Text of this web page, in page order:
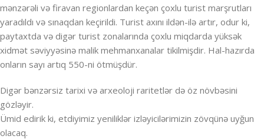
mənzərəli və firavan regionlardan keçən çoxlu turist marşrutları
yaradıldı və sınaqdan keçirildi. Turist axını ildən-ilə artır, odur ki,
paytaxtda və digər turist zonalarında çoxlu miqdarda yüksək
xidmət səviyyəsinə malik mehmanxanalar tikilmişdir. Hal-hazırda
onların sayı artıq 550-ni ötmüşdür.
Digər bənzərsiz tarixi və arxeoloji raritetlər də öz növbəsini
gözləyir.
Ümid edirik ki, etdiyimiz yeniliklər izləyicilərimizin zövqünə uyğun
olacaq.